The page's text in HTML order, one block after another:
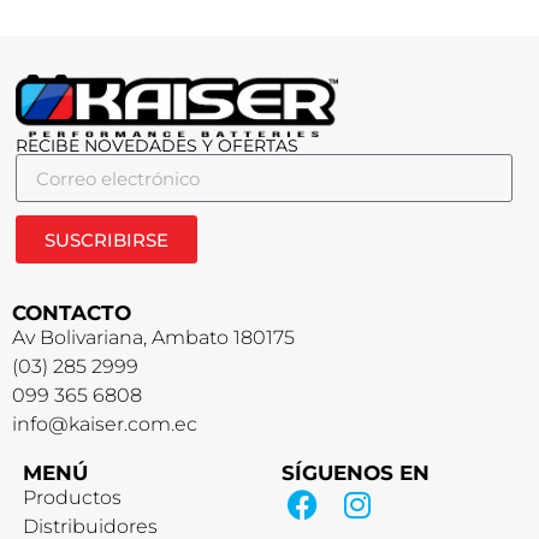
RECIBE NOVEDADES Y OFERTAS
SUSCRIBIRSE
CONTACTO
Av Bolivariana, Ambato 180175
(03) 285 2999
099 365 6808
info@kaiser.com.ec
MENÚ
Productos
Distribuidores
SÍGUENOS EN